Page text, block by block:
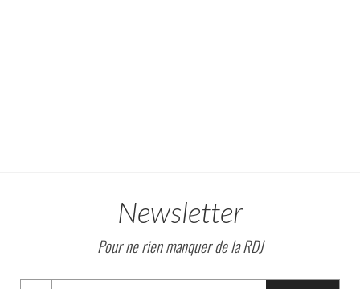
Newsletter
Pour ne rien manquer de la RDJ